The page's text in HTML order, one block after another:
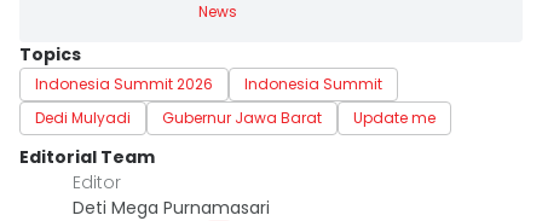
News
Topics
Indonesia Summit 2026
Indonesia Summit
Dedi Mulyadi
Gubernur Jawa Barat Update me
Editorial Team
Editor
Deti Mega Purnamasari